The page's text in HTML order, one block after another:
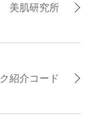
美肌研究所
紹介コード